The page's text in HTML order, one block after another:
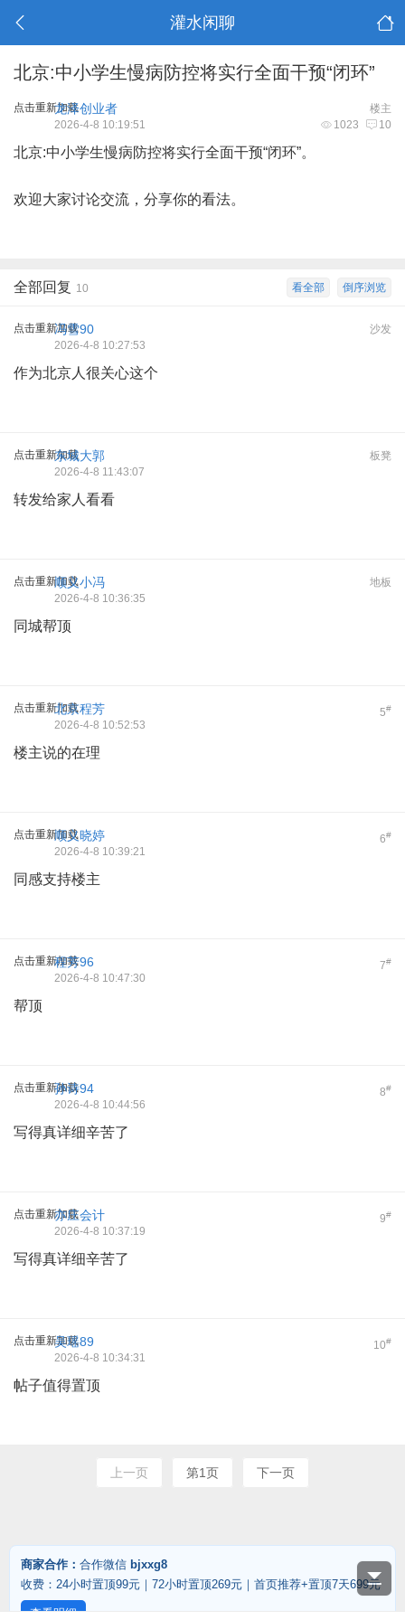
灌水闲聊
北京:中小学生慢病防控将实行全面干预“闭环”
点击重新加载 楼主
龙泽创业者
1023 10
2026-4-8 10:19:51
北京:中小学生慢病防控将实行全面干预“闭环”。
欢迎大家讨论交流，分享你的看法。
倒序浏览
看全部
全部回复 10
点击重新加载 沙发
冯雪90
2026-4-8 10:27:53
作为北京人很关心这个
点击重新加载 板凳
东城大郭
2026-4-8 11:43:07
转发给家人看看
点击重新加载 地板
顺义小冯
2026-4-8 10:36:35
同城帮顶
点击重新加载 5#
北京程芳
2026-4-8 10:52:53
楼主说的在理
点击重新加载 6#
顺义晓婷
2026-4-8 10:39:21
同感支持楼主
点击重新加载 7#
程芳96
2026-4-8 10:47:30
帮顶
点击重新加载 8#
孙诗94
2026-4-8 10:44:56
写得真详细辛苦了
点击重新加载 9#
亦庄会计
2026-4-8 10:37:19
写得真详细辛苦了
点击重新加载 10#
吴瑶89
2026-4-8 10:34:31
帖子值得置顶
上一页 第1页 下一页
商家合作： 合作微信 bjxxg8
收费：24小时置顶99元｜72小时置顶269元｜首页推荐+置顶7天699元
查看明细